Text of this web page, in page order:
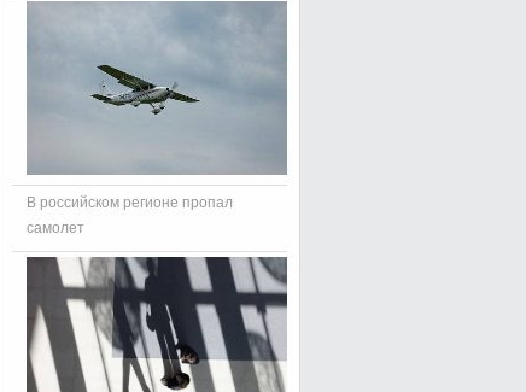
В российском регионе пропал
самолет